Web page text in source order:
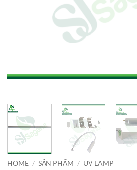
HOME / SẢN PHẨM / UV LAMP